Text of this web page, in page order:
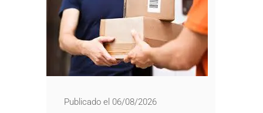
Publicado el 06/08/2026